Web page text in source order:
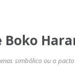
simbólico ou o